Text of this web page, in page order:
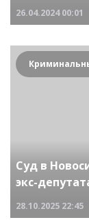
26.04.2024 00:01
Суд в
экс-
28.10.2025 22:45